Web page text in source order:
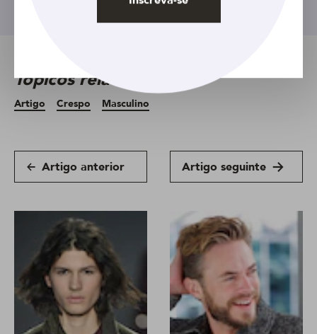
Tópicos relacionados
Artigo Crespo Masculino
Artigo anterior Artigo seguinte